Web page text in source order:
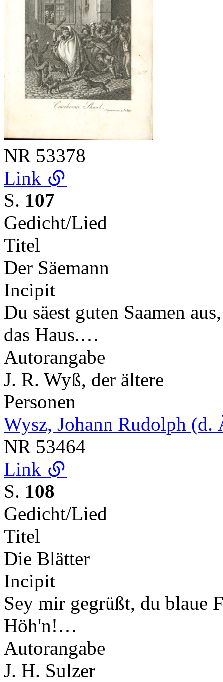
NR 53378
Link
S. 107
Gedicht/Lied
Titel
Der Säemann
Incipit
Du säest guten Saamen
das Haus.…
Autorangabe
J. R. Wyß, der ältere
Personen
Wysz, Johann Rudolph (d.
NR 53464
Link
S. 108
Gedicht/Lied
Titel
Die Blätter
Incipit
Sey mir gegrüßt, du blaue
Höh'n!…
Autorangabe
J. H. Sulzer